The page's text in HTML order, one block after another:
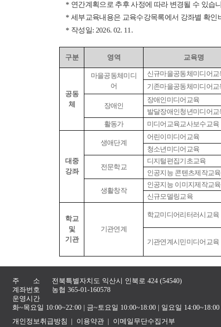
* 연간계획으로 추후 사정에 따라 변경될 수 있습
* 세부교육내용은 교육수강목록에서 강좌별 확인
* 작성일: 2026. 02. 11.
구분 영역 교육명
공동
체
마을공동체미디
어
신규마을공동체미디어교
기존마을공동체미디어교
장애인
장애인미디어교육
발달장애인청년미디어교
활동가
미디어교육교사보수교육
대중
강좌
생애단계
어린이미디어교육
청소년미디어교육
전문학교
디지털편집기초교육
인공지능 콘텐츠제작교육
생활창작
인공지능 이미지제작교육
신규모델링교육
학교
및
기관
기관연계
학교미디어리터러시교육
기관연계시민미디어교육
주 소
전북특별자치도 익산시 인북로 424 (54540)
계좌번호
농협 365-01-160578
운영시간
화~목요일 10:00~22:00 | 금~토요일 10:00~18:00 | 일요일
개인정보취급방침
이용약관 이메일무단수집거부